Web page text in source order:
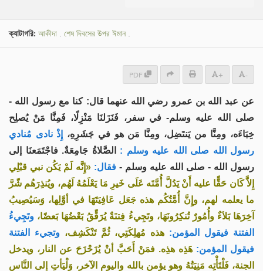
ক্যাটাগরি: আকীদা . শেষ দিবসের উপর ঈমান.
PDF + -
عن عبد الله بن عمرو رضي الله عنهما قال: كنا مع رسول الله -
صلى الله عليه وسلم- في سفر، فَنَزَلنَا مَنْزِلًا، فَمِنَّا مَنْ يُصلِح
خِبَاءَه، ومِنَّا من يَنتَضِل، ومِنَّا مَن هو في جَشَرِهِ، إِذْ نادى مُنادي
رسول الله صلى الله عليه وسلم : الصَّلاةُ جَامِعَةٌ. فاجْتَمَعنَا إلى
رسول الله - صلى الله عليه وسلم - فقال: «إِنَّه لَمْ يَكُن نبي قبْلِي
إِلاَّ كَان حَقًّا عليه أَنْ يَدُلَّ أُمَّتَه عَلَى خَيرِ مَا يَعْلَمُهُ لَهُم، ويُنذِرَهُم شّرَّ
ما يعلمه لهم، وإِنَّ أُمَّتُكُم هذه جَعَل عَافِيَتَهَا في أوَّلِها، وَسَيُصِيبُ
آخِرَهَا بَلاَءٌ وأُمُورٌ تُنكِرُونَهَا، وتَجِيءُ فِتنَةٌ يُرَقِّقُ بَعْضُهَا بَعضًا، وتَجِيءُ
الفتنة فيقول المؤمن: هذه مُهلِكَتِي، ثُمَّ تَنْكَشِف، وتجيء الفتنة
فيقول المؤمن: هَذِه هذِه. فمَنْ أَحَبَّ أنْ يُزَحْزَحَ عن النار، ويدخل
الجنة، فَلْتَأْتِه مَنِيَتُهُ وهو يؤمن بالله واليوم الآخر، وَلْيَأتِ إِلى النَّاسِ